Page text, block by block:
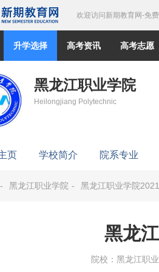
欢迎访问新期教育网-免
升学选择 高考资讯 高考志愿
黑龙江职业学院
Heilongjiang Polytechnic
页 学校简介 院系专业
黑龙江职业学院 黑龙江职业学院
黑龙
院校： 黑龙江职